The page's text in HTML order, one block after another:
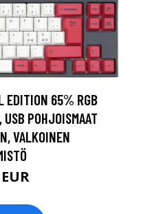
EDITION 65% RGB
POHJOISMAAT
VALKOINEN